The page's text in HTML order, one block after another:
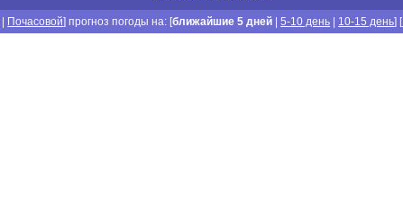
Почасовой] прогноз погоды на: [ближайшие 5 дней |5-10 день 10-15 день] [